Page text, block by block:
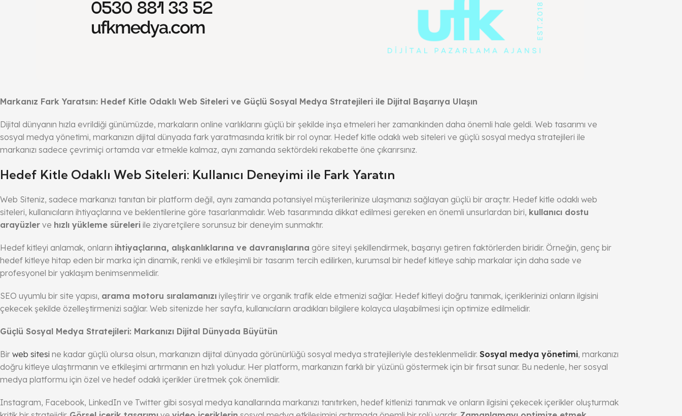
Markanız Fark Yaratsın: Hedef Kitle Odaklı Web Siteleri ve Güçlü Sosyal Medya Stratejileri ile Dijital Başarıya Ulaşın
Dijital dünyanın hızla evrildiği günümüzde, markaların online varlıklarını güçlü bir şekilde inşa etmeleri her zamankinden daha önemli hale geldi. Web tasarımı ve
sosyal medya yönetimi, markanızın dijital dünyada fark yaratmasında kritik bir rol oynar. Hedef kitle odaklı web siteleri ve güçlü sosyal medya stratejileri ile
markanızı sadece çevrimiçi ortamda var etmekle kalmaz, aynı zamanda sektördeki rekabette öne çıkarırsınız.
Hedef Kitle Odaklı Web Siteleri: Kullanıcı Deneyimi ile Fark Yaratın
Web Siteniz, sadece markanızı tanıtan bir platform değil, aynı zamanda potansiyel müşterilerinize ulaşmanızı sağlayan güçlü bir araçtır. Hedef kitle odaklı web
siteleri, kullanıcıların ihtiyaçlarına ve beklentilerine göre tasarlanmalıdır. Web tasarımında dikkat edilmesi gereken en önemli unsurlardan biri, kullanıcı dostu
arayüzler ve hızlı yükleme süreleri ile ziyaretçilere sorunsuz bir deneyim sunmaktır.
Hedef kitleyi anlamak, onların ihtiyaçlarına, alışkanlıklarına ve davranışlarına göre siteyi şekillendirmek, başarıyı getiren faktörlerden biridir. Örneğin, genç bir
hedef kitleye hitap eden bir marka için dinamik, renkli ve etkileşimli bir tasarım tercih edilirken, kurumsal bir hedef kitleye sahip markalar için daha sade ve
profesyonel bir yaklaşım benimsenmelidir.
SEO uyumlu bir site yapısı, arama motoru sıralamanızı iyileştirir ve organik trafik elde etmenizi sağlar. Hedef kitleyi doğru tanımak, içeriklerinizi onların ilgisini
çekecek şekilde özelleştirmenizi sağlar. Web sitenizde her sayfa, kullanıcıların aradıkları bilgilere kolayca ulaşabilmesi için optimize edilmelidir.
Güçlü Sosyal Medya Stratejileri: Markanızı Dijital Dünyada Büyütün
Bir web sitesi ne kadar güçlü olursa olsun, markanızın dijital dünyada görünürlüğü sosyal medya stratejileriyle desteklenmelidir. Sosyal medya yönetimi, markanızı
doğru kitleye ulaştırmanın ve etkileşimi artırmanın en hızlı yoludur. Her platform, markanızın farklı bir yüzünü göstermek için bir fırsat sunar. Bu nedenle, her sosyal
medya platformu için özel ve hedef odaklı içerikler üretmek çok önemlidir.
Instagram, Facebook, LinkedIn ve Twitter gibi sosyal medya kanallarında markanızı tanıtırken, hedef kitlenizi tanımak ve onların ilgisini çekecek içerikler oluşturmak